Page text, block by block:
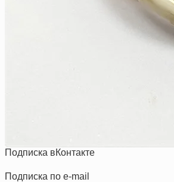
Подписка вКонтакте
Подписка по e-mail